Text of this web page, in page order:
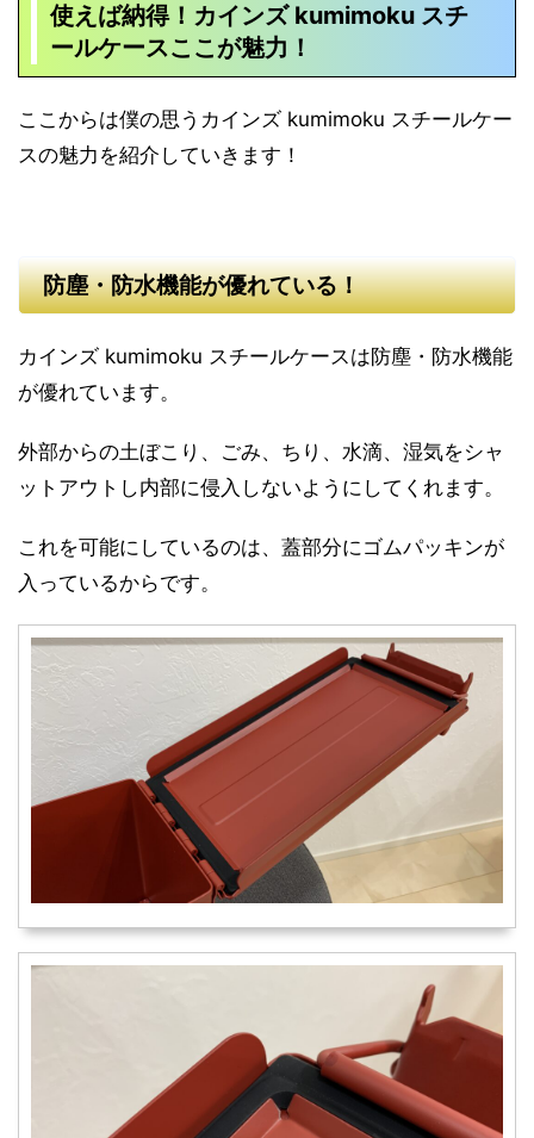
使えば納得！ カインズ kumimoku スチ
ールケースここが魅力！
ここからは僕の思うカインズ kumimoku スチールケー
スの魅力を紹介していきます！
防塵・防水機能が優れている！
カインズ kumimoku スチールケースは防塵・防水機能
が優れています。
外部からの土ぼこり、ごみ、ちり、水滴、湿気をシャ
ットアウトし内部に侵入しないようにしてくれます。
これを可能にしているのは、蓋部分にゴムパッキンが
入っているからです。